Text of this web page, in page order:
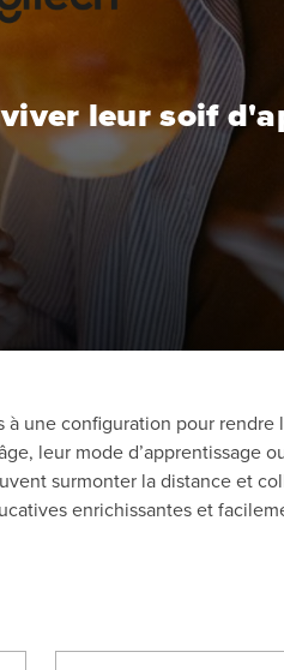
leur soif
une configuration pour rendre
leur mode d’apprentissage
surmonter la distance et
enrichissantes et